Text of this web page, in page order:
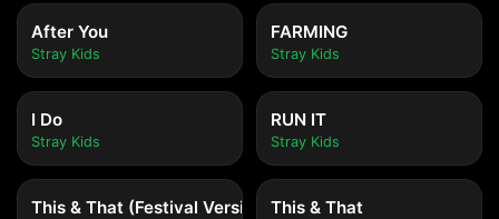
After You
Stray Kids
FARMING
Stray Kids
I Do
Stray Kids
RUN IT
Stray Kids
This & That (Festival Version) This & That